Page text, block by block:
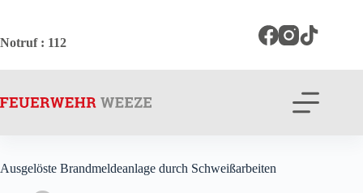
springen
Notruf: 112
Ausgelöste Brandmeldeanlage durch Schweißarbeiten